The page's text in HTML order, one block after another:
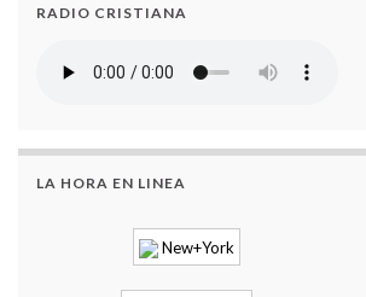
RADIO CRISTIANA
LA HORA EN LINEA
New+York